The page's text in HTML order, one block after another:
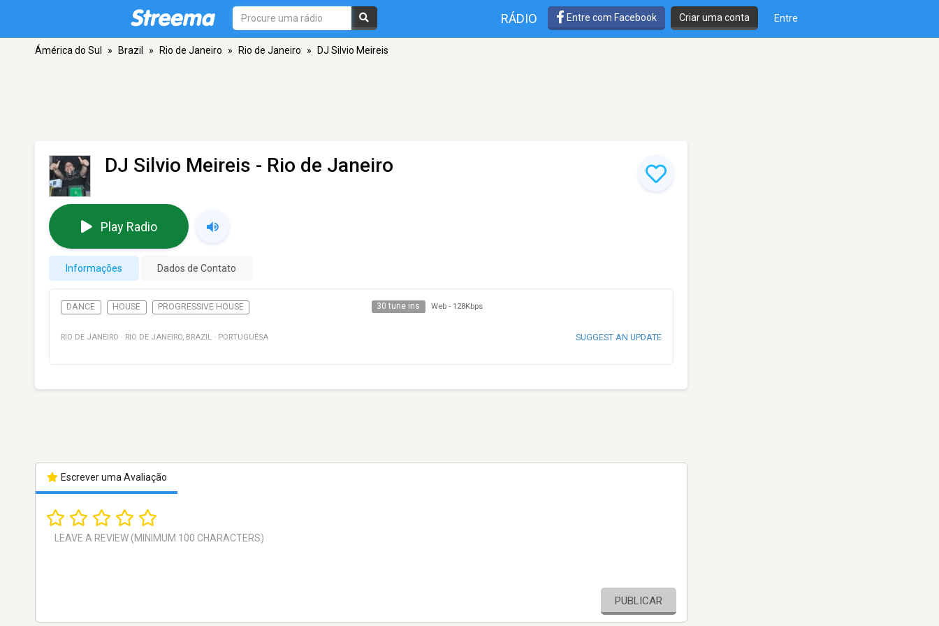
RÁDIO Entre com Facebook Criar uma conta Entre
Ámérica do Sul » Brazil » Rio de Janeiro » Rio de Janeiro » DJ Silvio Meireis
DJ Silvio Meireis - Rio de Janeiro
Play Radio
Informações Dados de Contato
DANCE HOUSE PROGRESSIVE HOUSE 30 tune ins Web - 128Kbps
RIO DE JANEIRO · RIO DE JANEIRO, BRAZIL · PORTUGUÊSA SUGGEST AN UPDATE
Escrever uma Avaliação
PUBLICAR